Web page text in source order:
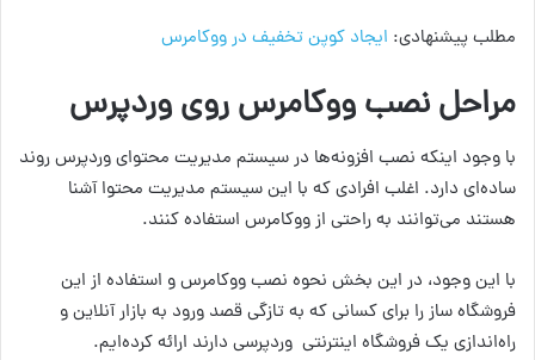
مطلب پیشنهادی: ایجاد کوپن تخفیف در ووکامرس
مراحل نصب ووکامرس روی وردپرس
با وجود اینکه نصب افزونه‌ها در سیستم مدیریت محتوای وردپرس روند
ساده‌ای دارد. اغلب افرادی که با این سیستم مدیریت محتوا آشنا
هستند می‌توانند به راحتی از ووکامرس استفاده کنند.
با این وجود، در این بخش نحوه نصب ووکامرس و استفاده از این
فروشگاه ساز را برای کسانی که به تازگی قصد ورود به بازار آنلاین و
راه‌اندازی یک فروشگاه اینترنتی وردپرسی دارند ارائه کرده‌ایم.